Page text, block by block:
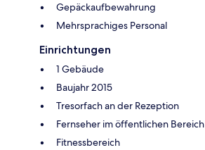
Gepäckaufbewahrung
Mehrsprachiges Personal
Einrichtungen
1 Gebäude
Baujahr 2015
Tresorfach an der Rezeption
Fernseher im öffentlichen Bereich
Fitnessbereich